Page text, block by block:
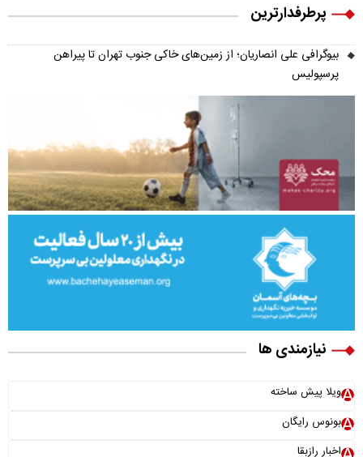
پرطرفدارترین
بیوگرافی علی انصاریان؛ از زمین‌های خاکی جنوب تهران تا پیراهن
پرسپولیس
نیازمندی ها
ویلا پیش ساخته
بونوس رایگان
اخبار رازبقا